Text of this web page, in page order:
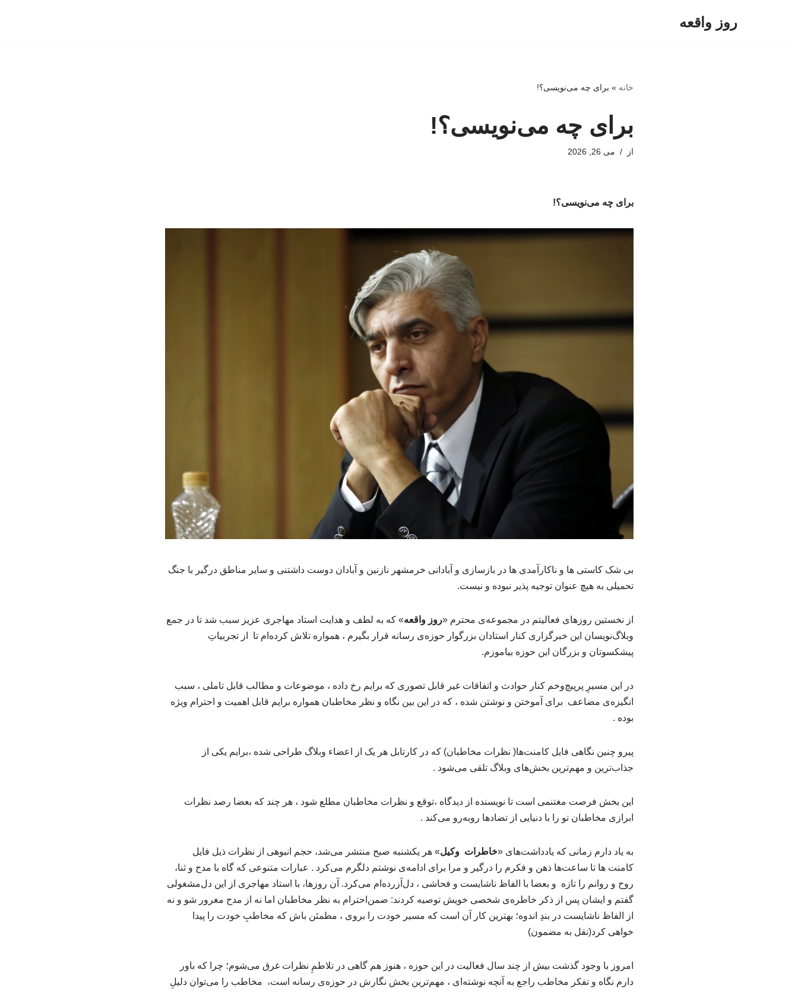
روز واقعه
خانه » برای چه می‌نویسی؟!
برای چه می‌نویسی؟!
از می 26, 2026
برای چه می‌نویسی؟!
بی شک کاستی ها و ناکارآمدی ها در بازسازی و آبادانی خرمشهر نازنین و آبادان دوست داشتنی و سایر مناطق درگیر با جنگ
تحمیلی به هیچ عنوان توجیه پذیر نبوده و نیست.
از نخستین روزهای فعالیتم در مجموعه‌ی محترم «روز واقعه» که به لطف و هدایت استاد مهاجری عزیز سبب شد تا در جمع
وبلاگ‌نویسان این خبرگزاری کنار استادان بزرگوار حوزه‌ی رسانه قرار بگیرم ، همواره تلاش کرده‌ام تا از تجربیاتِ
پیشکسوتان و بزرگان این حوزه بیاموزم.
در این مسیرِ پرپیچ‌وخم کنار حوادث و اتفاقات غیر قابل تصوری که برایم رخ داده ، موضوعات و مطالب قابل تاملی ، سبب
انگیزه‌ی مضاعف برای آموختن و نوشتن شده ، که در این بین نگاه و نظر مخاطبان همواره برایم قابل اهمیت و احترام ویژه
بوده .
‌پیرو چنین نگاهی فایل کامنت‌ها( نظرات مخاطبان) که در کارتابل هر یک از اعضاء وبلاگ طراحی شده ،برایم یکی از
جذاب‌ترین و مهم‌ترین بخش‌های وبلاگ تلقی می‌شود .
این بخش فرصت مغتنمی است تا نویسنده از دیدگاه ،توقع و نظرات مخاطبان مطلع شود ، هر چند که بعضا رصد نظرات
ابرازی مخاطبان تو را با دنیایی از تضادها روبه‌رو می‌کند .
به یاد دارم زمانی که یادداشت‌های «خاطرات وکیل» هر یکشنبه صبح منتشر می‌شد، حجم انبوهی از نظرات ذیل فایل
کامنت ها تا ساعت‌ها ذهن و فکرم را درگیر و مرا برای ادامه‌ی نوشتم دلگرم می‌کرد . عبارات متنوعی که گاه با مدح و ثنا،
روح و روانم را تازه و بعضا با الفاظ ناشایست و فحاشی ، دل‌آزرده‌ام می‌کرد. آن روزها، با استاد مهاجری از این دل‌مشغولی
گفتم و ایشان پس از ذکر خاطره‌ی شخصی خویش توصیه کردند: ضمن‌احترام به نظر مخاطبان اما نه از مدح مغرور شو و نه
از الفاظ ناشایست در بندِ اندوه؛ بهترین کار آن است که مسیر خودت را بروی ، مطمئن باش که مخاطبِ خودت را پیدا
خواهی کرد(نقل به مضمون)
امروز با وجود گذشت بیش از چند سال فعالیت در این حوزه ، هنوز هم گاهی در تلاطمِ نظرات غرق می‌شوم؛ چرا که باور
دارم نگاه و تفکر مخاطب راجع به آنچه نوشته‌ای ، مهم‌ترین بخش نگارش در حوزه‌ی رسانه است، مخاطب را می‌توان دلیلِ